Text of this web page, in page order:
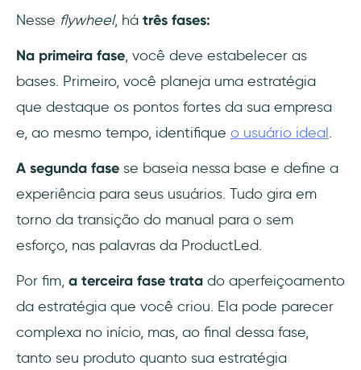
Nesse flywheel, há três fases:
Na primeira fase, você deve estabelecer as
bases. Primeiro, você planeja uma estratégia
que destaque os pontos fortes da sua empresa
e, ao mesmo tempo, identifique o usuário ideal.
A segunda fase se baseia nessa base e define a
experiência para seus usuários. Tudo gira em
torno da transição do manual para o sem
esforço, nas palavras da ProductLed.
Por fim, a terceira fase trata do aperfeiçoamento
da estratégia que você criou. Ela pode parecer
complexa no início, mas, ao final dessa fase,
tanto seu produto quanto sua estratégia